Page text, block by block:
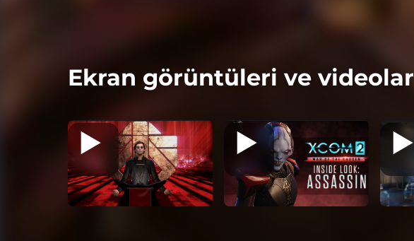
Ekran görüntüleri ve videolar